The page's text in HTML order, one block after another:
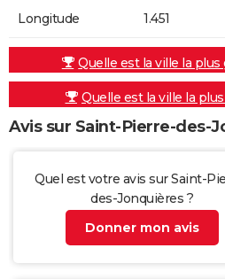
Longitude 1.451
Quelle est la ville la plus
Quelle est la ville la
Avis sur Saint-Pierre-des-
Quel est votre avis sur Saint-
des-Jonquières ?
Donner mon avis